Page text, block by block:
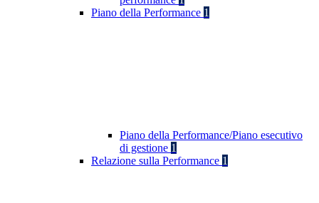
Piano della Performance 1
Piano della Performance/Piano esecutivo
di gestione 1
Relazione sulla Performance 1